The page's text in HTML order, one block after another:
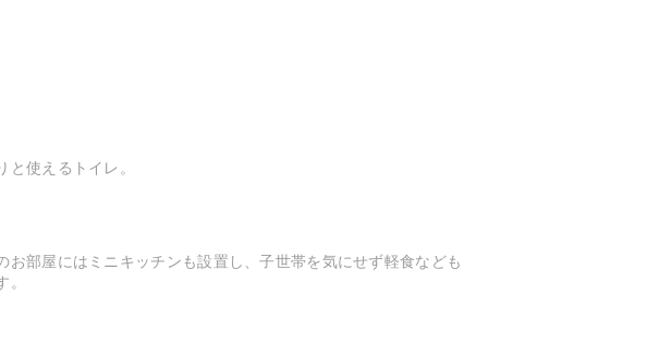
と使えるトイレ。
お部屋にはミニキッチンも設置し、子世帯を気にせず軽食なども
。